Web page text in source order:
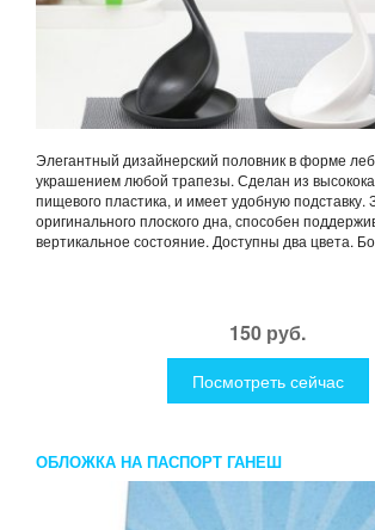
Элегантный дизайнерский половник в форме
украшением любой трапезы. Сделан из
пищевого пластика, и имеет удобную подставку.
оригинального плоского дна, способен
вертикальное состояние. Доступны два цвета.
150 руб.
Посмотреть сейчас
ОБЛОЖКА НА ПАСПОРТ ГАНЕШ